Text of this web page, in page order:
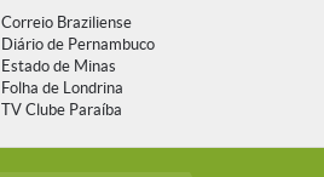
Correio Braziliense
Diário de Pernambuco
Estado de Minas
Folha de Londrina
TV Clube Paraíba